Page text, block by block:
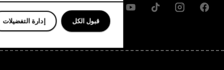
Facebook
Instagram
Tiktok
Youtube
Linkedin
Discord
إدارة التفضيلات قبول الكل